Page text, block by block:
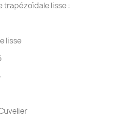
trapézoïdale lisse :
lisse